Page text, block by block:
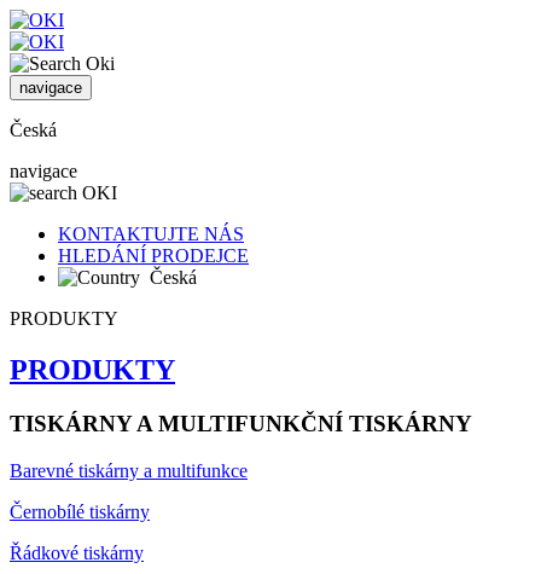
navigace
Česká
navigace
KONTAKTUJTE NÁS
HLEDÁNÍ PRODEJCE
Česká
PRODUKTY
PRODUKTY
TISKÁRNY A MULTIFUNKČNÍ TISKÁRNY
Barevné tiskárny a multifunkce
Černobílé tiskárny
Řádkové tiskárny